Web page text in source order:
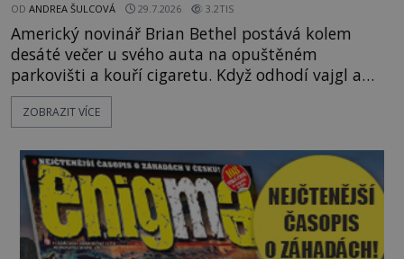
OD ANDREA ŠULCOVÁ 29.7.2026 3.2TIS
Americký novinář Brian Bethel postává kolem
desáté večer u svého auta na opuštěném
parkovišti a kouří cigaretu. Když odhodí vajgl a
chystá se nastoupit do auta, přijdou k němu dva
mladí chlapci, kterým může být okolo 14 let.
pouhých několik minut od tohoto parkoviště,“
zeptá se suverénně jeden z nich. P
ZOBRAZIT VÍCE